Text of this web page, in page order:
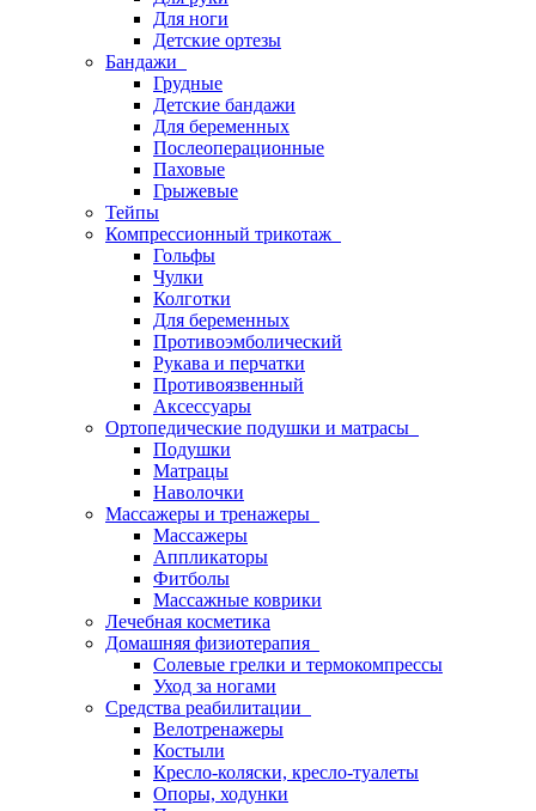
Для ноги
Детские ортезы
Бандажи
Грудные
Детские бандажи
Для беременных
Послеоперационные
Паховые
Грыжевые
Тейпы
Компрессионный трикотаж
Гольфы
Чулки
Колготки
Для беременных
Противоэмболический
Рукава и перчатки
Противоязвенный
Аксессуары
Ортопедические подушки и матрасы
Подушки
Матрацы
Наволочки
Массажеры и тренажеры
Массажеры
Аппликаторы
Фитболы
Массажные коврики
Лечебная косметика
Домашняя физиотерапия
Солевые грелки и термокомпрессы
Уход за ногами
Средства реабилитации
Велотренажеры
Костыли
Кресло-коляски, кресло-туалеты
Опоры, ходунки